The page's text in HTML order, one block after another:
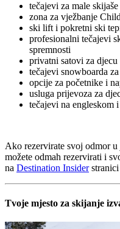
tečajevi za male skijaše
zona za vježbanje
ski lift i pokretni ski
profesionalni tečajevi
spremnosti
privatni satovi za djecu
tečajevi snowboarda
opcije za početnike i
usluga prijevoza za
tečajevi na engleskom
Ako rezervirate svoj odmor
možete odmah rezervirati i
na Destination Insiderstranici
Tvoje mjesto za skijanje